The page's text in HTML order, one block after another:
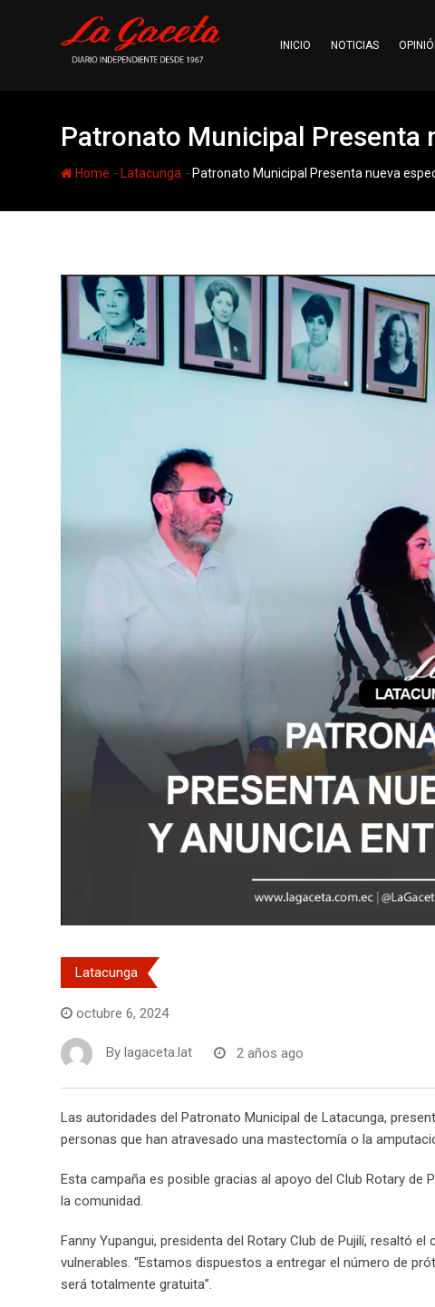
INICIO NOTICIAS
Patronato Municipal Presenta
Home - Latacunga - Patronato Municipal Presenta nueva
Latacunga
octubre 6, 2024
By lagaceta.lat 2 años ago
Las autoridades del Patronato Municipal de Latacunga,
personas que han atravesado una mastectomía o la
Esta campaña es posible gracias al apoyo del Club Rotary de
la comunidad.
Fanny Yupangui, presidenta del Rotary Club de Pujilí, resaltó
vulnerables. “Estamos dispuestos a entregar el número de
será totalmente gratuita”.